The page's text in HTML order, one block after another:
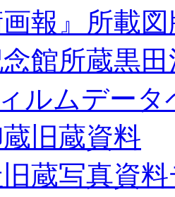
画報』所載
館所蔵黒
ルムデータ
旧蔵資料
蔵写真資